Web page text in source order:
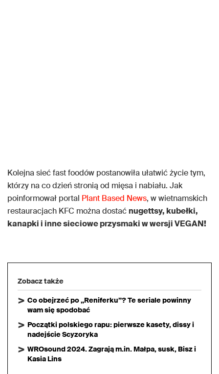
Kolejna sieć fast foodów postanowiła ułatwić życie tym,
którzy na co dzień stronią od mięsa i nabiału. Jak
poinformował portal Plant Based News, w wietnamskich
restauracjach KFC można dostać nugettsy, kubełki,
kanapki i inne sieciowe przysmaki w wersji VEGAN!
Zobacz także
Co obejrzeć po „Reniferku”? Te seriale powinny
wam się spodobać
Początki polskiego rapu: pierwsze kasety, dissy i
nadejście Scyzoryka
WROsound 2024. Zagrają m.in. Małpa, susk, Bisz i
Kasia Lins